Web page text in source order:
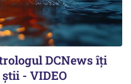
DCNews îți
- VIDEO